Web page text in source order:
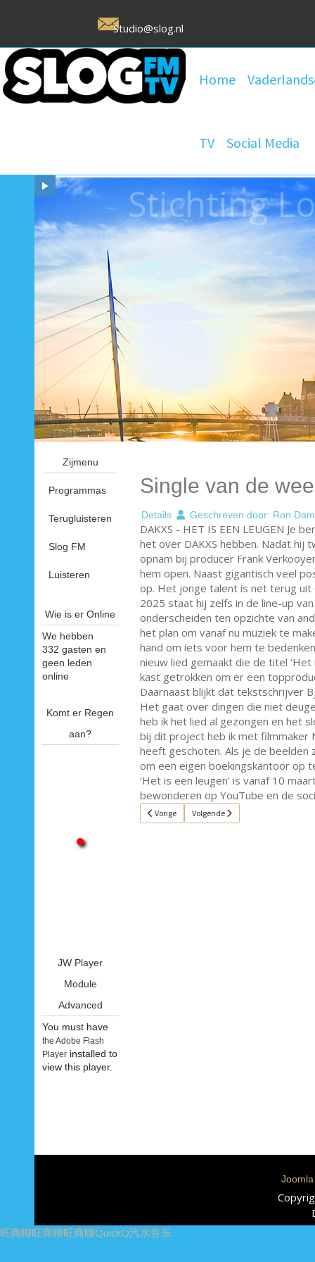
Studio@slog.nl
Home
TV Social Media
Stichting
Zijmenu
Programmas
Terugluisteren
Slog FM
Luisteren
Wie is er Online
We hebben
332 gasten en
geen leden
online
Komt er Regen
aan?
JW Player
Module
Advanced
You must have
the Adobe Flash
Player installed to
view this player.
Single van de
Details Geschreven door: Ron Dam
DAKXS - HET IS EEN LEUGEN Je
het over DAKXS hebben. Nadat hij
opnam bij producer Frank
hem open. Naast gigantisch veel
op. Het jonge talent is net terug uit
2025 staat hij zelfs in de line-up
onderscheiden ten opzichte van
het plan om vanaf nu muziek te
hand om iets voor hem te
nieuw lied gemaakt die de titel ‘Het
kast getrokken om er een
Daarnaast blijkt dat tekstschrijver
Het gaat over dingen die niet
heb ik het lied al gezongen en het
bij dit project heb ik met filmmaker
heeft geschoten. Als je de
om een eigen boekingskantoor op
‘Het is een leugen’ is vanaf 10
bewonderen op YouTube en de
Vorig artikel: Single van de week 17
Vorige Volgende artikel: Single van de
Volgende
旺商聊旺商聊旺商聊QuickQ汽水音乐